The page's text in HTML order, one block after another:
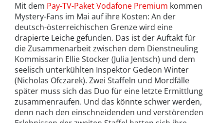
Mit dem Pay-TV-Paket Vodafone Premium kommen
Mystery-Fans im Mai auf ihre Kosten: An der
deutsch-österreichischen Grenze wird eine
drapierte Leiche gefunden. Das ist der Auftakt für
die Zusammenarbeit zwischen dem Dienstneuling
Kommissarin Ellie Stocker (Julia Jentsch) und dem
seelisch unterkühlten Inspektor Gedeon Winter
(Nicholas Ofczarek). Zwei Staffeln und Mordfälle
später muss sich das Duo für eine letzte Ermittlung
zusammenraufen. Und das könnte schwer werden,
denn nach den einschneidenden und verstörenden